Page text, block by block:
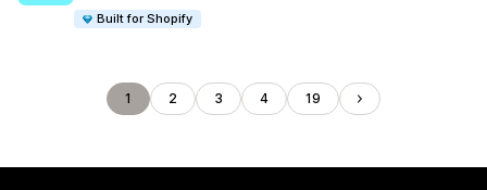
Built for Shopify
1 2 3 4 19